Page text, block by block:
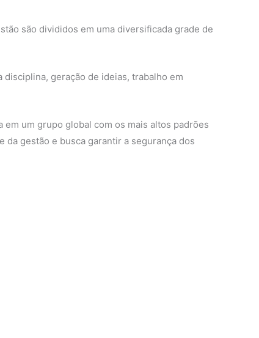
são divididos em uma diversificada grade de
geração de ideias, trabalho em
um grupo global com os mais altos padrões
gestão e busca garantir a segurança dos